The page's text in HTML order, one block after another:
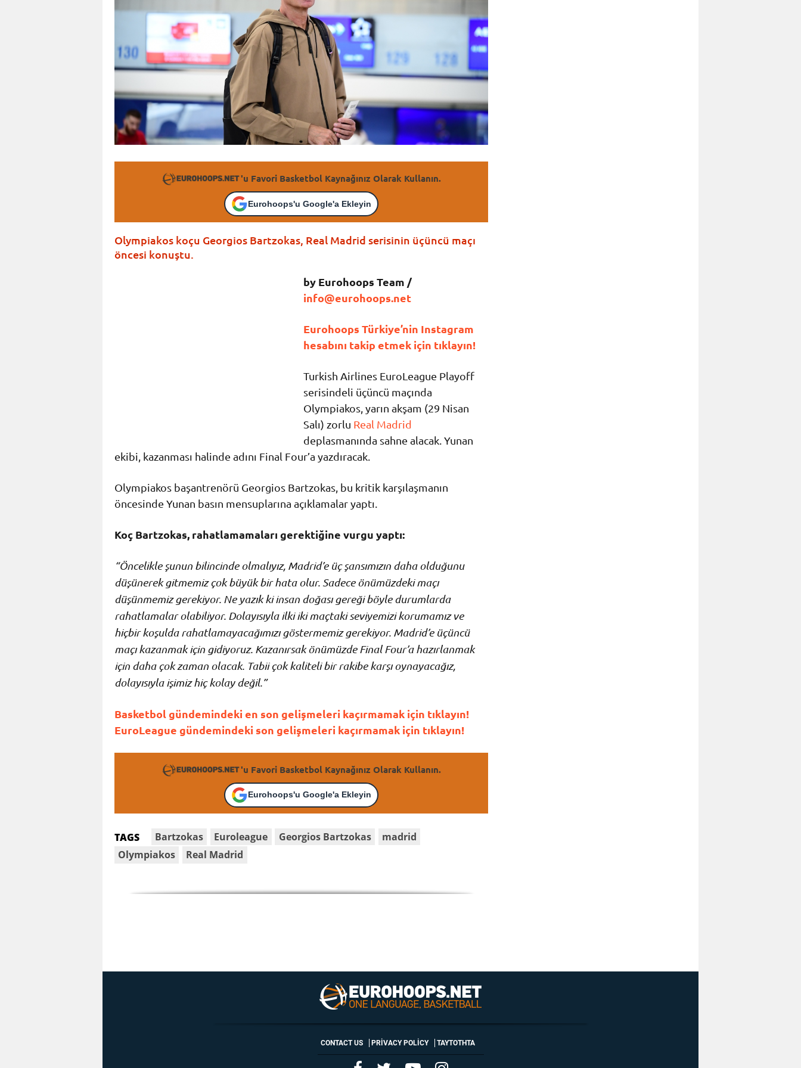
'u Favori Basketbol Kaynağınız Olarak Kullanın.
Eurohoops'u Google'a Ekleyin
Olympiakos koçu Georgios Bartzokas, Real Madrid serisinin üçüncü maçı
öncesi konuştu.
by Eurohoops Team /
info@eurohoops.net
Eurohoops Türkiye’nin Instagram
hesabını takip etmek için tıklayın!
Turkish Airlines EuroLeague Playoff
serisindeli üçüncü maçında
Olympiakos, yarın akşam (29 Nisan
Salı) zorlu Real Madrid
deplasmanında sahne alacak. Yunan
ekibi, kazanması halinde adını Final Four’a yazdıracak.
Olympiakos başantrenörü Georgios Bartzokas, bu kritik karşılaşmanın
öncesinde Yunan basın mensuplarına açıklamalar yaptı.
Koç Bartzokas, rahatlamamaları gerektiğine vurgu yaptı:
“Öncelikle şunun bilincinde olmalıyız, Madrid’e üç şansımızın daha olduğunu
düşünerek gitmemiz çok büyük bir hata olur. Sadece önümüzdeki maçı
düşünmemiz gerekiyor. Ne yazık ki insan doğası gereği böyle durumlarda
rahatlamalar olabiliyor. Dolayısıyla ilki iki maçtaki seviyemizi korumamız ve
hiçbir koşulda rahatlamayacağımızı göstermemiz gerekiyor. Madrid’e üçüncü
maçı kazanmak için gidiyoruz. Kazanırsak önümüzde Final Four’a hazırlanmak
için daha çok zaman olacak. Tabii çok kaliteli bir rakibe karşı oynayacağız,
dolayısıyla işimiz hiç kolay değil.”
Basketbol gündemindeki en son gelişmeleri kaçırmamak için tıklayın!
EuroLeague gündemindeki son gelişmeleri kaçırmamak için tıklayın!
'u Favori Basketbol Kaynağınız Olarak Kullanın.
Eurohoops'u Google'a Ekleyin
TAGS Bartzokas Euroleague Georgios Bartzokas
madrid
Olympiakos
Real Madrid
CONTACT US PRIVACY POLICY ΤΑΥΤΟΤΗΤΑ